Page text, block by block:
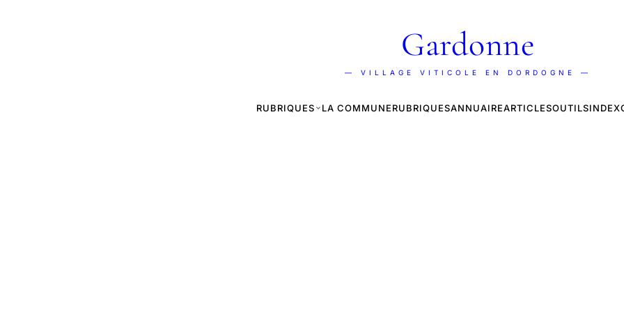
Gardonne
— VILLAGE VITICOLE EN DORDOGNE —
RUBRIQUES LA COMMUNERUBRIQUESANNUAIREARTICLESOUTILSINDEX